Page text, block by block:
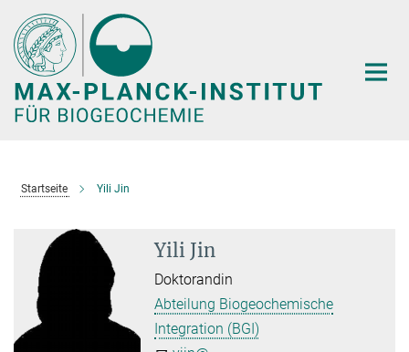
Hauptinhalt
Startseite Yili Jin
Yili Jin
Doktorandin
Abteilung Biogeochemische
Integration (BGI)